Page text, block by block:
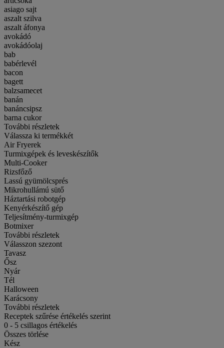
asiago sajt
aszalt szilva
aszalt áfonya
avokádó
avokádóolaj
bab
babérlevél
bacon
bagett
balzsamecet
banán
banáncsipsz
barna cukor
További részletek
Válassza ki termékkét
Air Fryerek
Turmixgépek és leveskészítők
Multi-Cooker
Rizsfőző
Lassú gyümölcsprés
Mikrohullámú sütő
Háztartási robotgép
Kenyérkészítő gép
Teljesítmény-turmixgép
Botmixer
További részletek
Válasszon szezont
Tavasz
Ősz
Nyár
Tél
Halloween
Karácsony
További részletek
Receptek szűrése értékelés szerint
0 - 5 csillagos értékelés
Összes törlése
Kész